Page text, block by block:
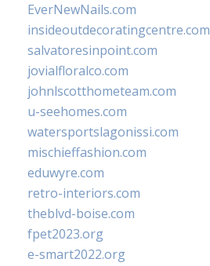
EverNewNails.com
insideoutdecoratingcentre.com
salvatoresinpoint.com
jovialfloralco.com
johnlscotthometeam.com
u-seehomes.com
watersportslagonissi.com
mischieffashion.com
eduwyre.com
retro-interiors.com
theblvd-boise.com
fpet2023.org
e-smart2022.org